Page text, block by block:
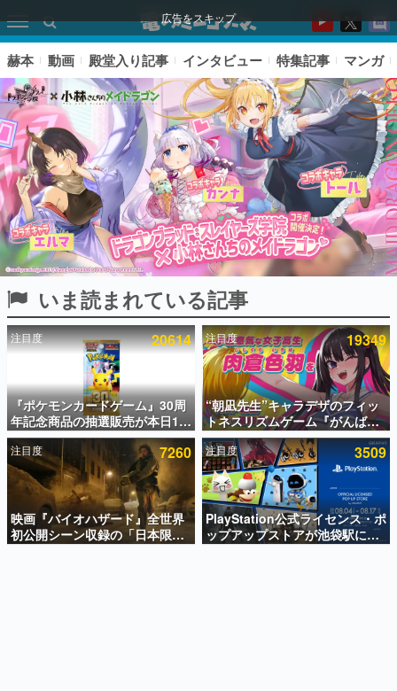
広告をスキップ
ピックアップ
電ファミのいま読まれている記事ランキング
アプリセール情報
インタビュー
連載・特集一覧
殿堂入り記事
SNS拡散数が数千以上！ ページビュー数万以上！ などな
ど。多くの人々に読まれた、電ファミ渾身の“殿堂入り”記
事をまとめました。
赫本 動画 殿堂入り記事 インタビュー 特集記事 マンガ
いま読まれている記事
注目度 20614
『ポケモンカードゲーム』30周
年記念商品の抽選販売が本日12
時より開始。拡張パック「30th
CELEBRATION」のボックス
に、「プレミアムデッキセット
エーフィ・ブラッキー」
「FUTURISTIC BOX」の計3商
品
注目度 19349
“朝凪先生”キャラデザのフィッ
トネスリズムゲーム『がんば
れ！チアリズム』Steamストア
ページが公開。キャラクターの
CVは陽向葵ゅかさん
注目度 7260
映画『バイオハザード』全世界
初公開シーン収録の「日本限
定」予告映像が解禁。バイオの
注目度 3509
PlayStation公式ライセンス・ポ
ップアップストアが池袋駅にて
期間限定で開催。夏のアパレル